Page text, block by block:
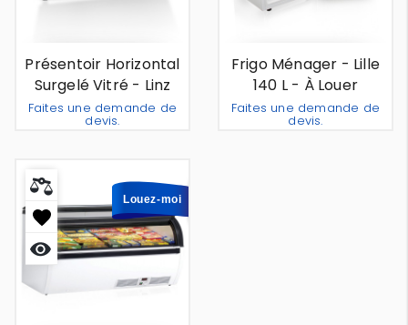
Présentoir Horizontal
Surgelé Vitré - Linz
564 L - À Louer
Faites une demande de
devis.
Frigo Ménager - Lille
140 L - À Louer
Faites une demande de
devis.
Louez-moi